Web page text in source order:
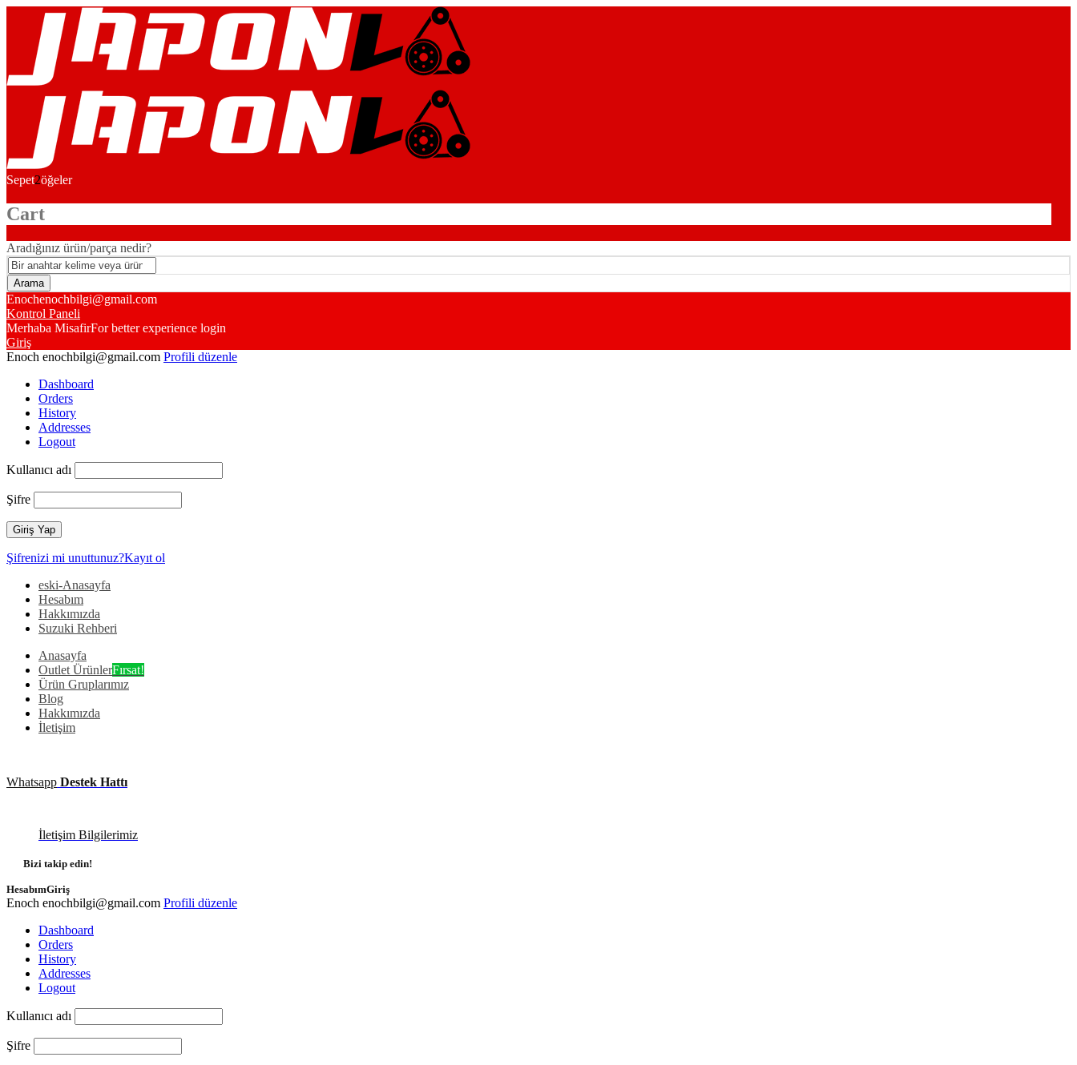
Sepet2öğeler
Cart
Aradığınız ürün/parça nedir?
Enochenochbilgi@gmail.com
Kontrol Paneli
Merhaba MisafirFor better experience login
Giriş
Enoch enochbilgi@gmail.com Profili düzenle
Dashboard
Orders
History
Addresses
Logout
Kullanıcı adı
Şifre
Şifrenizi mi unuttunuz?Kayıt ol
eski-Anasayfa
Hesabım
Hakkımızda
Suzuki Rehberi
Anasayfa
Outlet ÜrünlerFırsat!
Ürün Gruplarımız
Blog
Hakkımızda
İletişim
Whatsapp Destek Hattı
İletişim Bilgilerimiz
Bizi takip edin!
HesabımGiriş
Enoch enochbilgi@gmail.com Profili düzenle
Dashboard
Orders
History
Addresses
Logout
Kullanıcı adı
Şifre